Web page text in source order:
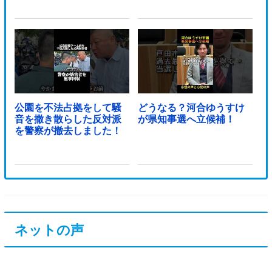
公園を不法占拠をして騒
音を撒き散らした反対派
を警察が撤去しました！
どうなる？河合ゆうすけ
が県知事選へ立候補！
ネットの声